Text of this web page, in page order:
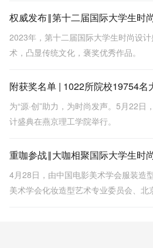
权威发布‖第十二届国际大学生时
2023年，第十二届国际大学生时尚设
术，凸显传统文化，褒奖优秀作品。
为“源·创”助力，为时尚发声。5月22
计盛典在燕京理工学院举行。
4月28日，由中国电影美术学会服装造
美术学会化妆造型艺术专业委员会、